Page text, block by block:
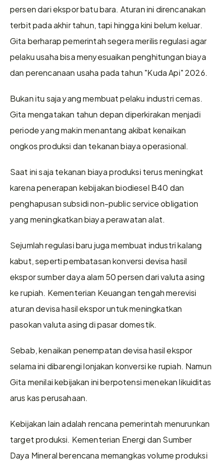
persen dari ekspor batu bara. Aturan ini direncanakan
terbit pada akhir tahun, tapi hingga kini belum keluar.
Gita berharap pemerintah segera merilis regulasi agar
pelaku usaha bisa menyesuaikan penghitungan biaya
dan perencanaan usaha pada tahun "Kuda Api" 2026.
Bukan itu saja yang membuat pelaku industri cemas.
Gita mengatakan tahun depan diperkirakan menjadi
periode yang makin menantang akibat kenaikan
ongkos produksi dan tekanan biaya operasional.
Saat ini saja tekanan biaya produksi terus meningkat
karena penerapan kebijakan biodiesel B40 dan
penghapusan subsidi non-public service obligation
yang meningkatkan biaya perawatan alat.
Sejumlah regulasi baru juga membuat industri kalang
kabut, seperti pembatasan konversi devisa hasil
ekspor sumber daya alam 50 persen dari valuta asing
ke rupiah. Kementerian Keuangan tengah merevisi
aturan devisa hasil ekspor untuk meningkatkan
pasokan valuta asing di pasar domestik.
Sebab, kenaikan penempatan devisa hasil ekspor
selama ini dibarengi lonjakan konversi ke rupiah. Namun
Gita menilai kebijakan ini berpotensi menekan likuiditas
arus kas perusahaan.
Kebijakan lain adalah rencana pemerintah menurunkan
target produksi. Kementerian Energi dan Sumber
Daya Mineral berencana memangkas volume produksi